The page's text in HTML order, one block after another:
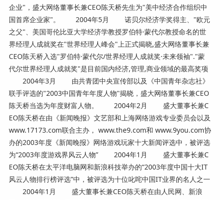
企业"，盛大网络董事长兼CEO陈天桥先生为"美中经济合作组织中
国首席企业家"。 2004年5月 诺贝尔经济学奖得主、"欧元
之父"、美国哥伦比亚大学经济学教授罗伯特·蒙代尔教授命名的世
界经理人成就奖在"世界经理人峰会"上正式揭晓,盛大网络董事长兼
CEO陈天桥入选"罗伯特·蒙代尔/世界经理人成就奖·未来领袖"."蒙
代尔世界经理人成就奖"是目前国内经济,管理,商业领域的最高奖项
2004年3月 由共青团中央宣传部以及《中国青年杂志社》
联手评选的"2003中国青年年度人物"揭晓，盛大网络董事长兼CEO
陈天桥当选为年度财富人物。 2004年2月 盛大董事长兼C
EO陈天桥在由《新闻晚报》文艺部和上海网络游戏专业委员会以及
www.17173.com联合主办， www.the9.com和 www.9you.com协
办的2003年度《新闻晚报》网络游戏玩家十大新闻评选中，被评选
为“2003年度游戏界风云人物” 2004年1月 盛大董事长兼C
EO陈天桥在太平洋电脑网和新浪科技举办的“2003年度中国十大IT
风云人物排行榜评选”中，被评选为十位叱咤中国IT业界的名人之一
2004年1月 盛大董事长兼CEO陈天桥在由人民网、新浪